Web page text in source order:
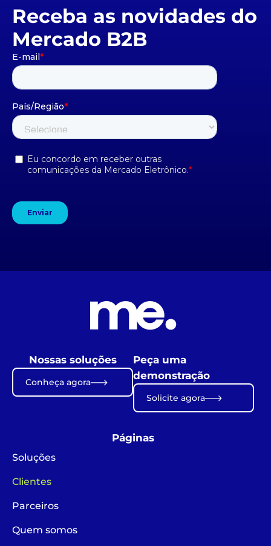
Receba as novidades do
Mercado B2B
Nossas soluções
Conheça agora
Peça uma
demonstração
Solicite agora
Páginas
Soluções
Clientes
Parceiros
Quem somos